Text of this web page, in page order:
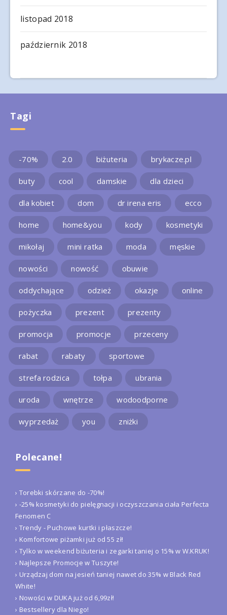
listopad 2018
październik 2018
Tagi
-70% 2.0 biżuteria brykacze.pl
buty cool damskie dla dzieci
dla kobiet dom dr irena eris ecco
home home&you kody kosmetyki
mikołaj mini ratka moda męskie
nowości nowość obuwie
oddychające odzież okazje online
pożyczka prezent prezenty
promocja promocje przeceny
rabat rabaty sportowe
strefa rodzica tołpa ubrania
uroda wnętrze wodoodporne
wyprzedaż you zniżki
Polecane!
› Torebki skórzane do -70%!
› -25% kosmetyki do pielęgnacji i oczyszczania ciała Perfecta
Fenomen C
› Trendy - Puchowe kurtki i płaszcze!
› Komfortowe piżamki już od 55 zł!
› Tylko w weekend biżuteria i zegarki taniej o 15% w W.KRUK!
› Najlepsze Promocje w Tuszyte!
› Urządzaj dom na jesień taniej nawet do 35% w Black Red
White!
› Nowości w DUKA już od 6,99zł!
› Bestsellery dla Niego!